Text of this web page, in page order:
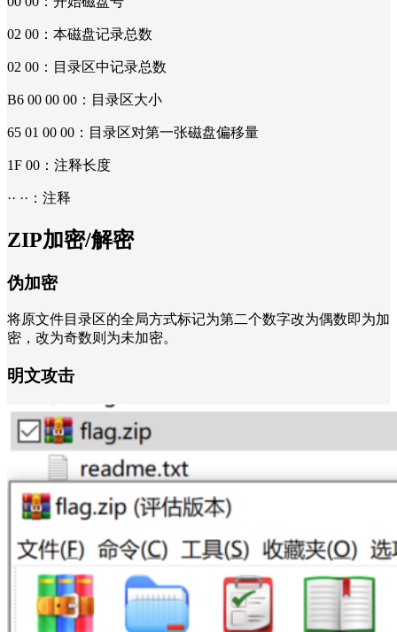
02 00：本磁盘记录总数
02 00：目录区中记录总数
B6 00 00 00：目录区大小
65 01 00 00：目录区对第一张磁盘偏移量
1F 00：注释长度
·· ··：注释
ZIP加密/解密
伪加密
将原文件目录区的全局方式标记为第二个数字改为偶数即为加
密，改为奇数则为未加密。
明文攻击